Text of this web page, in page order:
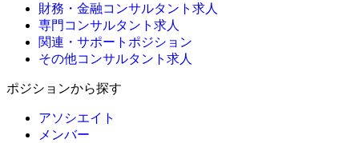
財務・金融コンサルタント求人
専門コンサルタント求人
関連・サポートポジション
その他コンサルタント求人
ポジションから探す
アソシエイト
メンバー